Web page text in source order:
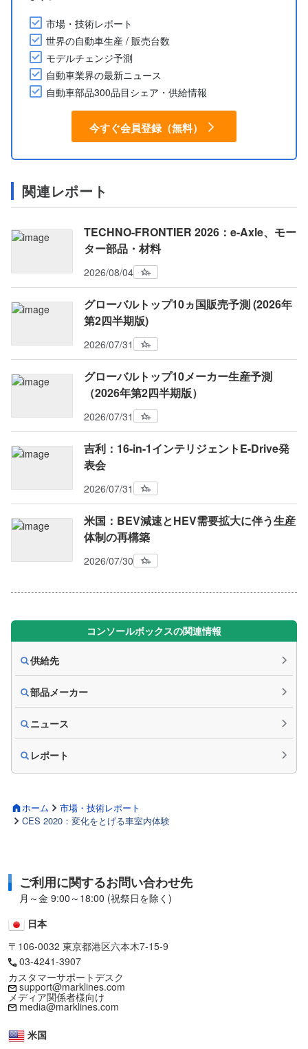
ホーム
市場・技術レポート
CES 2020：変化をとげる車室内体験
市場・技術レポート
世界の自動車生産 / 販売台数
モデルチェンジ予測
自動車業界の最新ニュース
自動車部品300品目シェア・供給情報
今すぐ会員登録（無料）
関連レポート
TECHNO-FRONTIER 2026：e-Axle、モー
ター部品・材料
2026/08/04
グローバルトップ10ヵ国販売予測 (2026年
第2四半期版)
2026/07/31
グローバルトップ10メーカー生産予測
（2026年第2四半期版）
2026/07/31
吉利：16-in-1インテリジェントE-Drive発
表会
2026/07/31
米国：BEV減速とHEV需要拡大に伴う生産
体制の再構築
2026/07/30
コンソールボックスの関連情報
供給先
部品メーカー
ニュース
レポート
ご利用に関するお問い合わせ先
月～金 9:00～18:00 (祝祭日を除く)
日本
〒106-0032 東京都港区六本木7-15-9
03-4241-3907
カスタマーサポートデスク
support@marklines.com
メディア関係者様向け
media@marklines.com
米国